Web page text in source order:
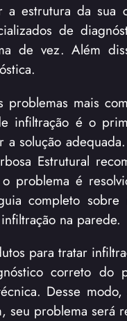
estrutura da sua
de
de vez. Além
mais
infiltração é o
solução
Estrutural
o problema é
completo
na parede.
para tratar
correto do
Desse
seu problema será